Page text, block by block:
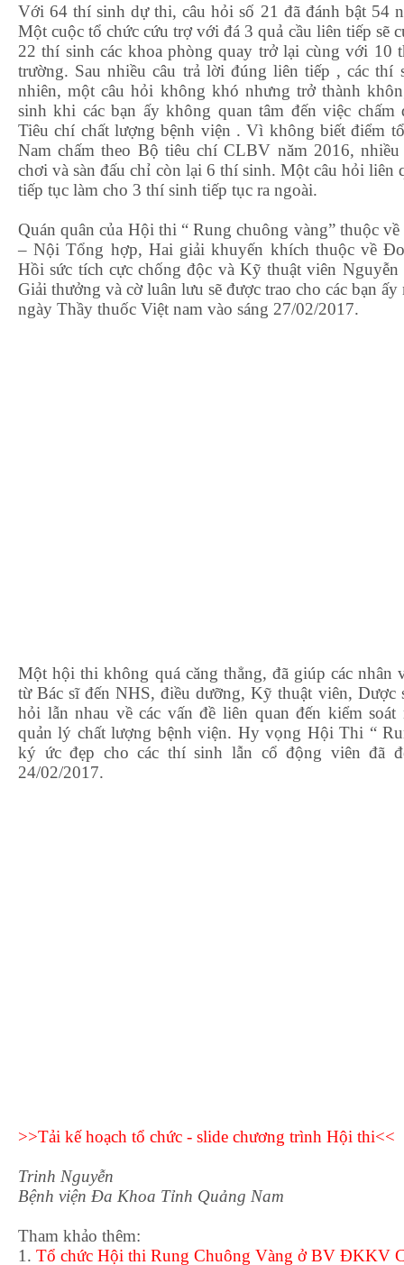
Với 64 thí sinh dự thi, câu hỏi số 21 đã đánh bật 54
Một cuộc tổ chức cứu trợ với đá 3 quả cầu liên tiếp sẽ
22 thí sinh các khoa phòng quay trở lại cùng với 10
trường. Sau nhiều câu trả lời đúng liên tiếp , các thí
nhiên, một câu hỏi không khó nhưng trở thành
sinh khi các bạn ấy không quan tâm đến việc
Tiêu chí chất lượng bệnh viện . Vì không biết điểm
Nam chấm theo Bộ tiêu chí CLBV năm 2016,
chơi và sàn đấu chỉ còn lại 6 thí sinh. Một câu hỏi liên
tiếp tục làm cho 3 thí sinh tiếp tục ra ngoài.
Quán quân của Hội thi “ Rung chuông vàng” thuộc
– Nội Tổng hợp, Hai giải khuyến khích thuộc về
Hồi sức tích cực chống độc và Kỹ thuật viên
Giải thưởng và cờ luân lưu sẽ được trao cho các bạn
ngày Thầy thuốc Việt nam vào sáng 27/02/2017.
Một hội thi không quá căng thẳng, đã giúp các nhân
từ Bác sĩ đến NHS, điều dưỡng, Kỹ thuật viên, Dược
hỏi lẫn nhau về các vấn đề liên quan đến kiểm
quản lý chất lượng bệnh viện. Hy vọng Hội Thi “
ký ức đẹp cho các thí sinh lẫn cổ động viên đã
24/02/2017.
>>Tải kế hoạch tổ chức - slide chương trình Hội thi<<
Trinh Nguyễn
Bệnh viện Đa Khoa Tỉnh Quảng Nam
Tham khảo thêm:
1. Tổ chức Hội thi Rung Chuông Vàng ở BV ĐKKV